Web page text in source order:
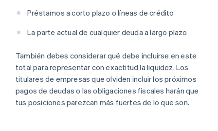
Préstamos a corto plazo o líneas de crédito
La parte actual de cualquier deuda a largo plazo
También debes considerar qué debe incluirse en este
total para representar con exactitud la liquidez. Los
titulares de empresas que olviden incluir los próximos
pagos de deudas o las obligaciones fiscales harán que
tus posiciones parezcan más fuertes de lo que son.